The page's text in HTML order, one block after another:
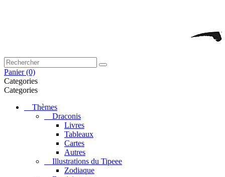
Panier (0)
Categories
Categories
Thèmes
Draconis
Livres
Tableaux
Cartes
Autres
Illustrations du Tipeee
Zodiaque